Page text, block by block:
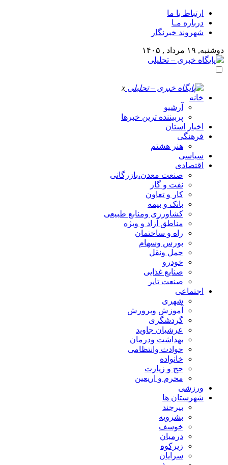
ارتباط با ما
درباره مـا
شهروند خبرنگار
دوشنبه, ۱۹ مرداد , ۱۴۰۵
x
خانه
آرشیو
پربیننده ترین خبرها
اخبار استان
فرهنگی
هنر هشتم
سیاسی
اقتصادی
صنعت معدن،بازرگانی
نفت و گاز
کار و تعاون
بانک و بیمه
کشاورزی ومنابع طبیعی
مناطق آزاد و ویژه
راه و ساختمان
بورس وسهام
حمل ونقل
خودرو
صنایع غذایی
صنعت تایر
اجتماعی
شهری
آموزش وپرورش
گردشگری
عرشیان جاوید
بهداشت ودرمان
حوادث وانتظامی
خانواده
حج و زیارت
محرم و اریعین
ورزشی
شهرستان ها
بیرجند
بشرویه
خوسف
درمیان
زیرکوه
سرایان